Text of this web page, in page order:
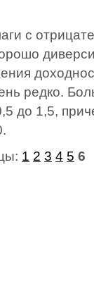
с
редко.
до 1,5,
1 2 3 4 5 6